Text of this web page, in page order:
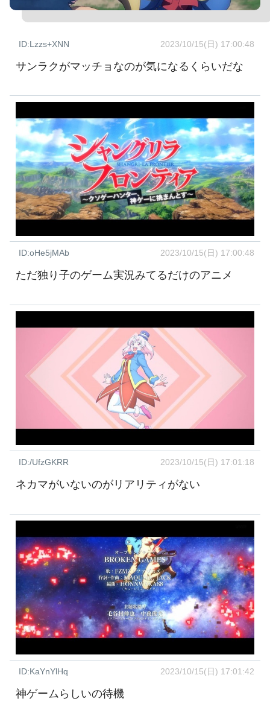
ID:Lzzs+XNN 2023/10/15(日) 17:00:48
サンラクがマッチョなのが気になるくらいだな
ID:oHe5jMAb 2023/10/15(日) 17:00:48
ただ独り子のゲーム実況みてるだけのアニメ
ID:/UfzGKRR 2023/10/15(日) 17:01:18
ネカマがいないのがリアリティがない
ID:KaYnYlHq 2023/10/15(日) 17:01:42
神ゲームらしいの待機